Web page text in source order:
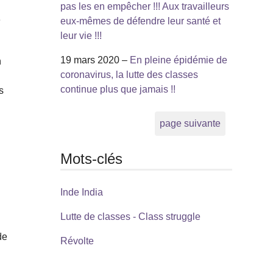
pas les en empêcher !!! Aux travailleurs
eux-mêmes de défendre leur santé et
leur vie !!!
19 mars 2020 – En pleine épidémie de
coronavirus, la lutte des classes
continue plus que jamais !!
page suivante
Mots-clés
Inde India
Lutte de classes - Class struggle
Révolte